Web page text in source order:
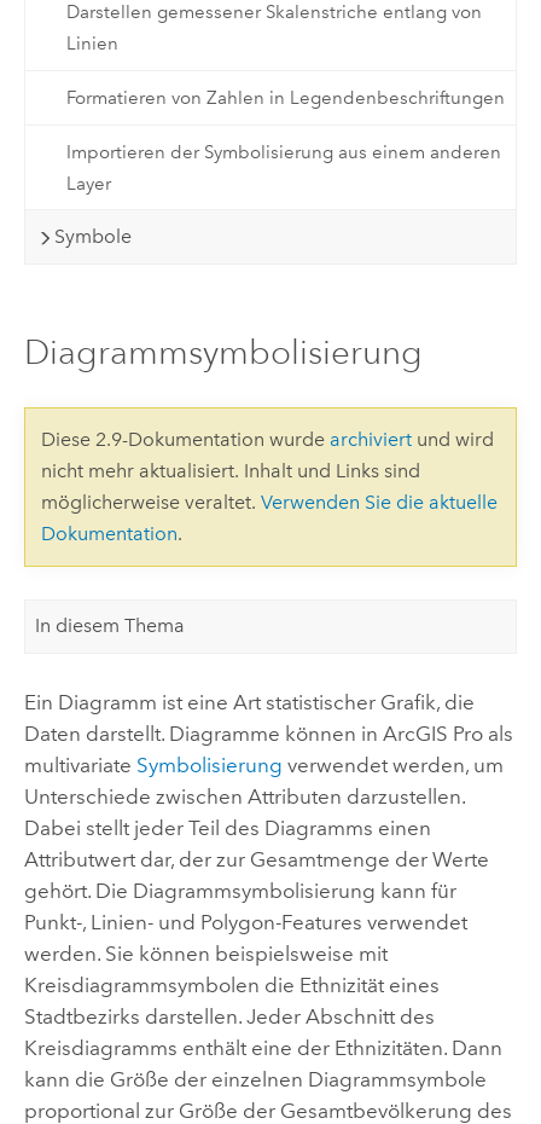
Darstellen gemessener Skalenstriche entlang von
Linien
Formatieren von Zahlen in Legendenbeschriftungen
Importieren der Symbolisierung aus einem anderen
Layer
Symbole
Diagrammsymbolisierung
Diese 2.9-Dokumentation wurde archiviertund wird
nicht mehr aktualisiert. Inhalt und Links sind
möglicherweise veraltet. Verwenden Sie die aktuelle
Dokumentation.
In diesem Thema
Ein Diagramm ist eine Art statistischer Grafik, die
Daten darstellt. Diagramme können in ArcGIS Proals
multivariate Symbolisierung verwendet werden, um
Unterschiede zwischen Attributen darzustellen.
Dabei stellt jeder Teil des Diagramms einen
Attributwert dar, der zur Gesamtmenge der Werte
gehört. Die Diagrammsymbolisierung kann für
Punkt-, Linien- und Polygon-Features verwendet
werden. Sie können beispielsweise mit
Kreisdiagrammsymbolen die Ethnizität eines
Stadtbezirks darstellen. Jeder Abschnitt des
Kreisdiagramms enthält eine der Ethnizitäten. Dann
kann die Größe der einzelnen Diagrammsymbole
proportional zur Größe der Gesamtbevölkerung des